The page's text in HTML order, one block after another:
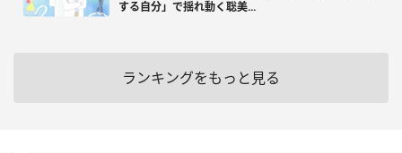
する自分」で揺れ動く聡美...
ランキングをもっと見る